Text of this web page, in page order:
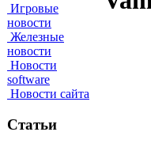
Игровые
новости
Железные
новости
Новости
software
Новости сайта
Статьи